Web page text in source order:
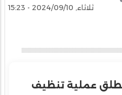
ثلاثاء, 2024/09/10 - 15:23
تطلق عملية تنظيف